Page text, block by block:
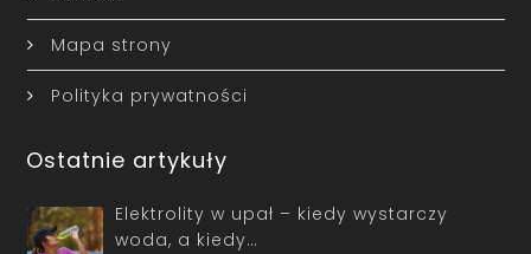
Mapa strony
Polityka prywatności
Ostatnie artykuły
Elektrolity w upał – kiedy wystarczy
woda, a kiedy…